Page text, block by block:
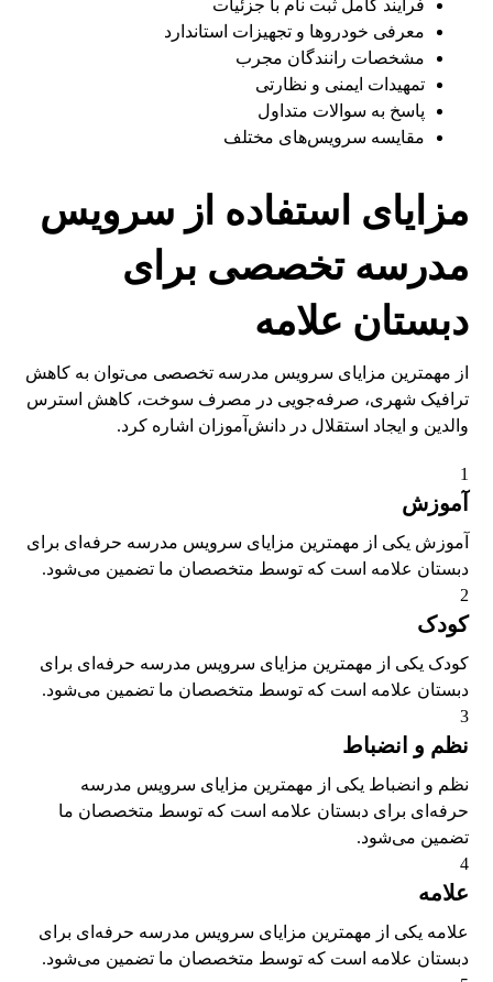
فرآیند کامل ثبت نام با جزئیات
معرفی خودروها و تجهیزات استاندارد
مشخصات رانندگان مجرب
تمهیدات ایمنی و نظارتی
پاسخ به سوالات متداول
مقایسه سرویس‌های مختلف
مزایای استفاده از سرویس
مدرسه تخصصی برای
دبستان علامه
از مهمترین مزایای سرویس مدرسه تخصصی می‌توان به کاهش
ترافیک شهری، صرفه‌جویی در مصرف سوخت، کاهش استرس
والدین و ایجاد استقلال در دانش‌آموزان اشاره کرد.
1
آموزش
آموزش یکی از مهمترین مزایای سرویس مدرسه حرفه‌ای برای
دبستان علامه است که توسط متخصصان ما تضمین می‌شود.
2
کودک
کودک یکی از مهمترین مزایای سرویس مدرسه حرفه‌ای برای
دبستان علامه است که توسط متخصصان ما تضمین می‌شود.
3
نظم و انضباط
نظم و انضباط یکی از مهمترین مزایای سرویس مدرسه
حرفه‌ای برای دبستان علامه است که توسط متخصصان ما
تضمین می‌شود.
4
علامه
علامه یکی از مهمترین مزایای سرویس مدرسه حرفه‌ای برای
دبستان علامه است که توسط متخصصان ما تضمین می‌شود.